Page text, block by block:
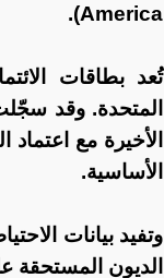
America).
تُعد بطاقات
المتحدة. وقد
الأخيرة مع
الأساسية.
وتفيد بيانات
الديون المستحقة على بطاقات